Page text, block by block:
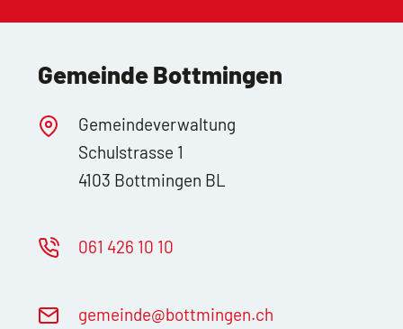
Gemeinde Bottmingen
Gemeindeverwaltung
Schulstrasse 1
4103 Bottmingen BL
061 426 10 10
g m nd b ttm ng n ch